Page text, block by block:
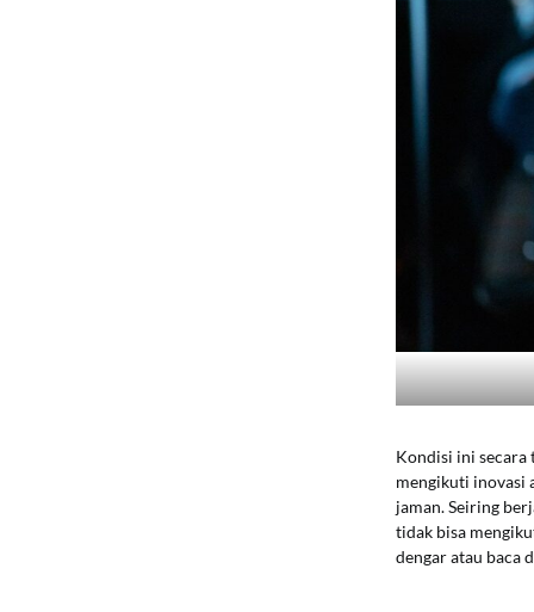
Kondisi ini secara
mengikuti inovasi
jaman. Seiring
tidak bisa
dengar atau baca